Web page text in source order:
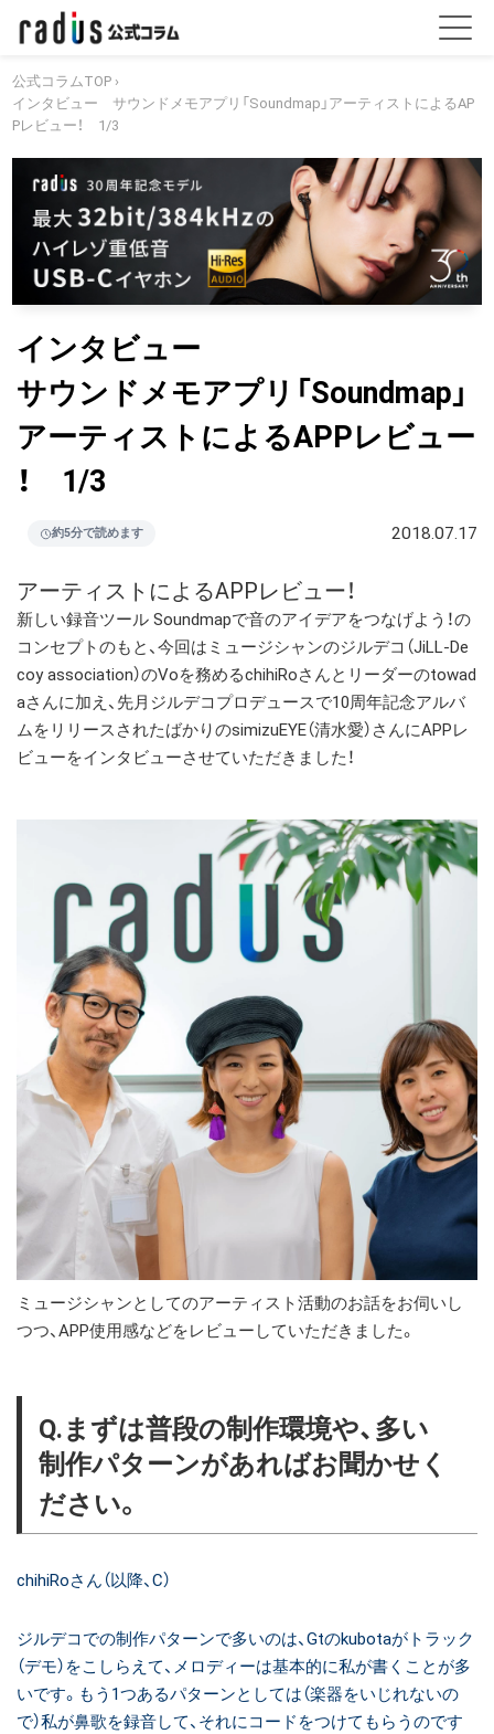
公式コラムTOP ›
インタビュー サウンドメモアプリ「Soundmap」アーティストによるAP
Pレビュー！ 1/3
インタビュー
サウンドメモアプリ「Soundmap」
アーティストによるAPPレビュー
！ 1/3
約5分で読めます 2018.07.17
アーティストによるAPPレビュー！
新しい録音ツール Soundmapで音のアイデアをつなげよう！の
コンセプトのもと、今回はミュージシャンのジルデコ（JiLL-De
coy association）のVoを務めるchihiRoさんとリーダーのtowad
aさんに加え、先月ジルデコプロデュースで10周年記念アルバ
ムをリリースされたばかりのsimizuEYE（清水愛）さんにAPPレ
ビューをインタビューさせていただきました！
ミュージシャンとしてのアーティスト活動のお話をお伺いし
つつ、APP使用感などをレビューしていただきました。
Q.まずは普段の制作環境や、多い
制作パターンがあればお聞かせく
ださい。
chihiRoさん（以降、C）
ジルデコでの制作パターンで多いのは、Gtのkubotaがトラック
（デモ）をこしらえて、メロディーは基本的に私が書くことが多
いです。もう1つあるパターンとしては（楽器をいじれないの
で）私が鼻歌を録音して、それにコードをつけてもらうのです